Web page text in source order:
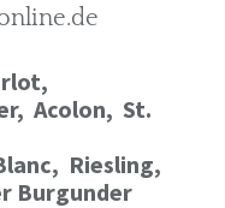
Acolon, St.
Riesling,
Burgunder